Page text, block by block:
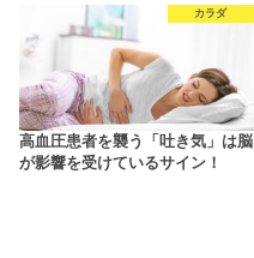
カラダ
高血圧患者を襲う「吐き気」は脳
が影響を受けているサイン！